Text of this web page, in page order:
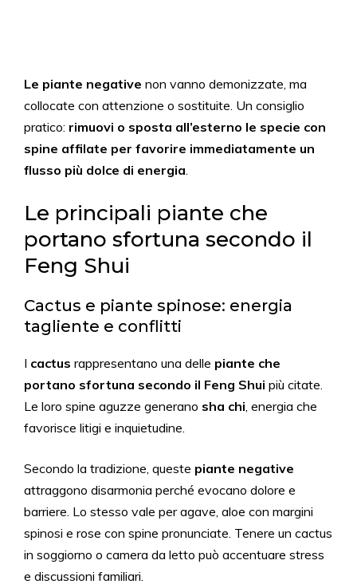
Le piante negative non vanno demonizzate, ma
collocate con attenzione o sostituite. Un consiglio
pratico: rimuovi o sposta all’esterno le specie con
spine affilate per favorire immediatamente un
flusso più dolce di energia.
Le principali piante che
portano sfortuna secondo il
Feng Shui
Cactus e piante spinose: energia
tagliente e conflitti
I cactus rappresentano una delle piante che
portano sfortuna secondo il Feng Shui più citate.
Le loro spine aguzze generano sha chi, energia che
favorisce litigi e inquietudine.
Secondo la tradizione, queste piante negative
attraggono disarmonia perché evocano dolore e
barriere. Lo stesso vale per agave, aloe con margini
spinosi e rose con spine pronunciate. Tenere un cactus
in soggiorno o camera da letto può accentuare stress
e discussioni familiari.